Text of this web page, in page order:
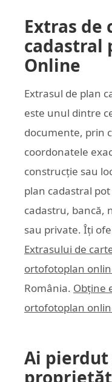
Extras de
cadastral
Online
Extrasul de plan
este unul dintre
documente, prin
coordonatele
construcție sau
plan cadastral
cadastru, bancă,
sau private. Îți
Extrasului de
ortofotoplan
România. Obține
ortofotoplan
Ai pierdut